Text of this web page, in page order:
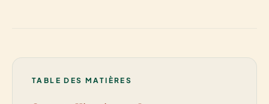
TABLE DES MATIÈRES